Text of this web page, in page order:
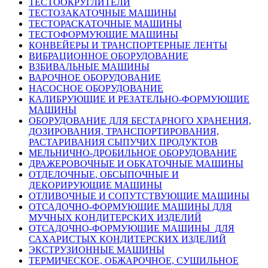
ТЕСТОЗАКАТОЧНЫЕ МАШИНЫ
ТЕСТОРАСКАТОЧНЫЕ МАШИНЫ
ТЕСТОФОРМУЮЩИЕ МАШИНЫ
КОНВЕЙЕРЫ И ТРАНСПОРТЕРНЫЕ ЛЕНТЫ
ВИБРАЦИОННОЕ ОБОРУДОВАНИЕ
ВЗБИВАЛЬНЫЕ МАШИНЫ
ВАРОЧНОЕ ОБОРУДОВАНИЕ
НАСОСНОЕ ОБОРУДОВАНИЕ
КАЛИБРУЮЩИЕ И РЕЗАТЕЛЬНО-ФОРМУЮЩИЕ
МАШИНЫ
ОБОРУДОВАНИЕ ДЛЯ БЕСТАРНОГО ХРАНЕНИЯ,
ДОЗИРОВАНИЯ, ТРАНСПОРТИРОВАНИЯ,
РАСТАРИВАНИЯ СЫПУЧИХ ПРОДУКТОВ
МЕЛЬНИЧНО-ДРОБИЛЬНОЕ ОБОРУДОВАНИЕ
ДРАЖЕРОВОЧНЫЕ И ОБКАТОЧНЫЕ МАШИНЫ
ОТДЕЛОЧНЫЕ, ОБСЫПОЧНЫЕ И
ДЕКОРИРУЮЩИЕ МАШИНЫ
ОТЛИВОЧНЫЕ И СОПУТСТВУЮЩИЕ МАШИНЫ
ОТСАДОЧНО-ФОРМУЮЩИЕ МАШИНЫ ДЛЯ
МУЧНЫХ КОНДИТЕРСКИХ ИЗДЕЛИЙ
ОТСАДОЧНО-ФОРМУЮЩИЕ МАШИНЫ ДЛЯ
САХАРИСТЫХ КОНДИТЕРСКИХ ИЗДЕЛИЙ
ЭКСТРУЗИОННЫЕ МАШИНЫ
ТЕРМИЧЕСКОЕ, ОБЖАРОЧНОЕ, СУШИЛЬНОЕ